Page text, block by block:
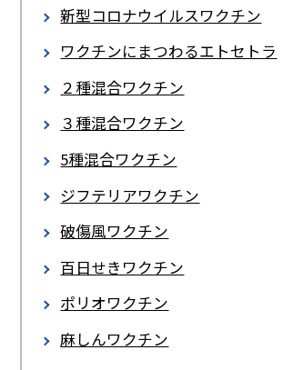
ロタウイルスワクチン
おたふくかぜワクチン
日本脳炎ワクチン
インフルエンザワクチン
肺炎球菌ワクチン（小児・成人）
子宮頸(けい)がんワクチン
Ｂ型肝炎ワクチン
質問募集
ビジョン
このサイトについて
新型コロナウイルスワクチン
ワクチンにまつわるエトセトラ
２種混合ワクチン
３種混合ワクチン
5種混合ワクチン
ジフテリアワクチン
破傷風ワクチン
百日せきワクチン
ポリオワクチン
麻しんワクチン